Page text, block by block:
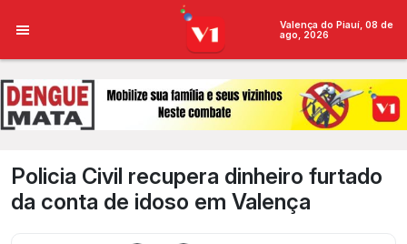
Valença do Piauí, 08 de
ago, 2026
Policia Civil recupera dinheiro furtado
da conta de idoso em Valença